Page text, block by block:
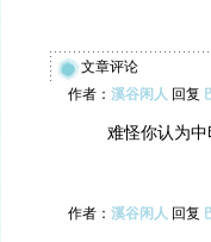
文章评论
作者： 溪谷闲人 回复
难怪你认为
作者： 溪谷闲人 回复